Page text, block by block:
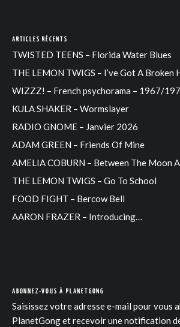
ARTICLES RÉCENTS
TWISTED TEENS – Florida Water Blues
THE LEMON TWIGS – I’ve Got A Broken
WIZZZ! – French psychorama – 1967/
KULA SHAKER – Wormslayer
RADIO GNOME – Janvier 2026
ADAM GREEN – Friends Of Mine
AMELIA COBURN – Between The Moon
THE LEMON TWIGS – Go To School
FOOD FIGHT – Bercow Bell
AARON FRAZER – Introducing…
ABONNEZ-VOUS À PLANETGONG
Saisissez votre adresse e-mail pour vous
PlanetGong et recevoir une notification